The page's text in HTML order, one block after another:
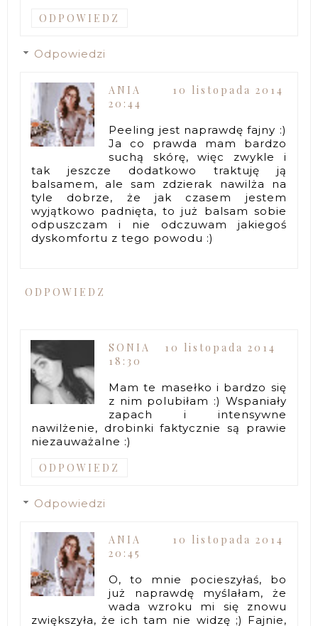
ODPOWIEDZ
Odpowiedzi
ANIA
10 listopada 2014
20:44
Peeling jest naprawdę fajny :)
Ja co prawda mam bardzo
suchą skórę, więc zwykle i
tak jeszcze dodatkowo traktuję ją
balsamem, ale sam zdzierak nawilża na
tyle dobrze, że jak czasem jestem
wyjątkowo padnięta, to już balsam sobie
odpuszczam i nie odczuwam jakiegoś
dyskomfortu z tego powodu :)
ODPOWIEDZ
SONIA
10 listopada 2014
18:30
Mam te masełko i bardzo się
z nim polubiłam :) Wspaniały
zapach i intensywne
nawilżenie, drobinki faktycznie są prawie
niezauważalne :)
ODPOWIEDZ
Odpowiedzi
ANIA
10 listopada 2014
20:45
O, to mnie pocieszyłaś, bo
już naprawdę myślałam, że
wada wzroku mi się znowu
zwiększyła, że ich tam nie widzę ;) Fajnie,